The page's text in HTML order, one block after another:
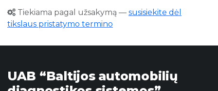
Tiekiama pagal užsakymą — susisiekite dėl
tikslaus pristatymo termino
UAB “Baltijos automobilių